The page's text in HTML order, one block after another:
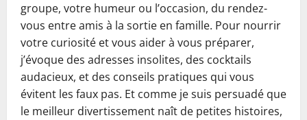
groupe, votre humeur ou l’occasion, du rendez-
vous entre amis à la sortie en famille. Pour nourrir
votre curiosité et vous aider à vous préparer,
j’évoque des adresses insolites, des cocktails
audacieux, et des conseils pratiques qui vous
évitent les faux pas. Et comme je suis persuadé que
le meilleur divertissement naît de petites histoires,